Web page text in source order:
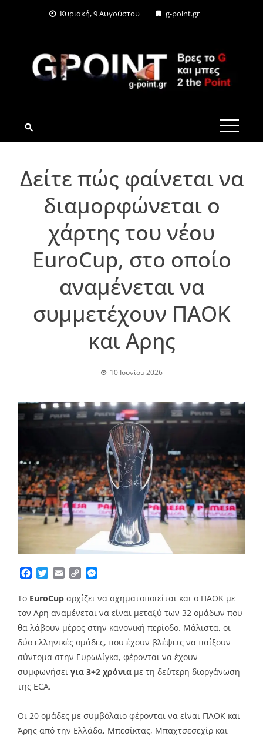
Κυριακή, 9 Αυγούστου g-point.gr
G-POINT.GR
Δείτε πώς φαίνεται να
διαμορφώνεται ο
χάρτης του νέου
EuroCup, στο οποίο
αναμένεται να
συμμετέχουν ΠΑΟΚ
και Αρης
10 Ιουνίου 2026
Facebook
TwitterEmailCopy
Το EuroCup αρχίζει να σχηματοποιείται και ο ΠΑΟΚ με
τον Αρη αναμένεται να είναι μεταξύ των 32 ομάδων που
θα λάβουν μέρος στην κανονική περίοδο. Μάλιστα, οι
δύο ελληνικές ομάδες, που έχουν βλέψεις να παίξουν
σύντομα στην Ευρωλίγκα, φέρονται να έχουν
συμφωνήσει για 3+2 χρόνια με τη δεύτερη διοργάνωση
της ECA.
Οι 20 ομάδες με συμβόλαιο φέρονται να είναι ΠΑΟΚ και
Άρης από την Ελλάδα, Μπεσίκτας, Μπαχτσεσεχίρ και